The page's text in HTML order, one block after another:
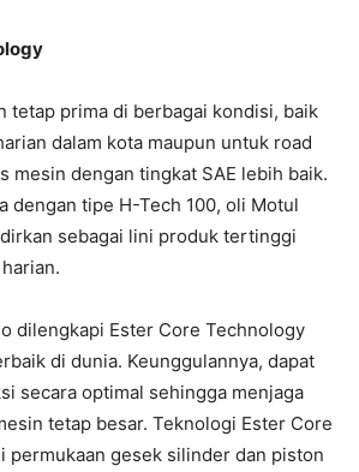
tetap prima di berbagai kondisi, baik
dalam kota maupun untuk road
mesin dengan tingkat SAE lebih baik.
dengan tipe H-Tech 100, oli Motul
sebagai lini produk tertinggi
dilengkapi Ester Core Technology
di dunia. Keunggulannya, dapat
secara optimal sehingga menjaga
tetap besar. Teknologi Ester Core
permukaan gesek silinder dan piston